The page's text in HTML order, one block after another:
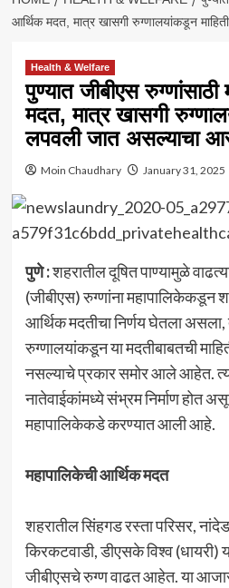
आर्थिक मदत, मात्र खासगी रुग्णालयांकडून
Health & Welfare
पुण्यात जीबीएस
मदत, मात्र खासगी
लपवली जात असल्याचा
Moin Chaudhary January 31, 2025
पुणे :शहरातील दूषित पाण्यामुळे
(जीबीएस) रुग्णांना महापालिकेकडून
आर्थिक मदतीचा निर्णय घेतला असला,
रुग्णालयांकडून या मदतीबाबतची
नसल्याचे प्रकार समोर आले आहेत.
नातेवाईकांमध्ये संभ्रम निर्माण होत
महापालिकेकडे करण्यात आली आहे.
महापालिकेची आर्थिक मदत
शहरातील सिंहगड रस्ता परिसर,
किरकटवाडी, डीएसके विश्व (धायरी)
जीबीएसचे रुग्ण वाढत आहेत. या